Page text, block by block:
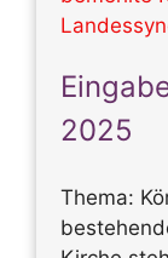
2025
Thema: